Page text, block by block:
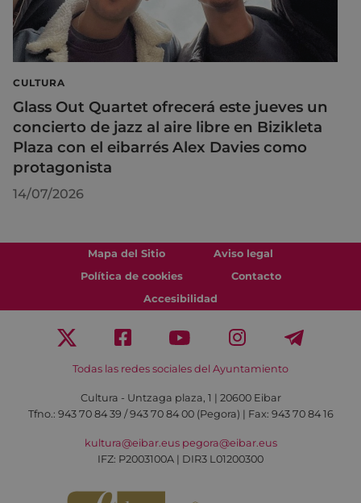
CULTURA
Glass Out Quartet ofrecerá este jueves un
concierto de jazz al aire libre en Bizikleta
Plaza con el eibarrés Alex Davies como
protagonista
14/07/2026
Mapa del Sitio
Aviso legal
Política de cookies
Contacto
Accesibilidad
Todas las redes sociales del Ayuntamiento
Cultura - Untzaga plaza, 1 | 20600 Eibar
Tfno.: 943 70 84 39 / 943 70 84 00 (Pegora) | Fax: 943 70 84 16
kultura@eibar.eus pegora@eibar.eus
IFZ: P2003100A | DIR3 L01200300